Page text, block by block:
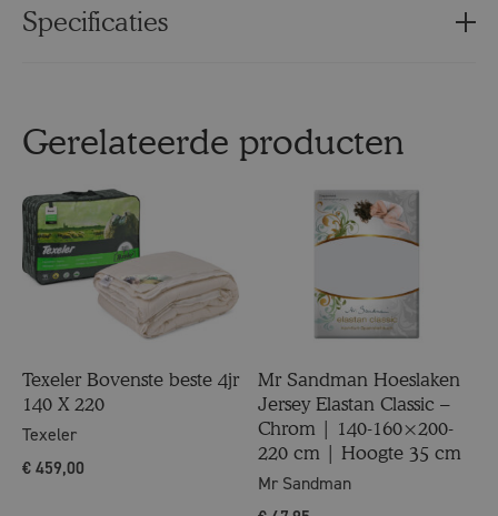
Specificaties
Gerelateerde producten
Texeler Bovenste beste 4jr
140 X 220
Texeler
€ 459,00
Mr Sandman Hoeslaken
Jersey Elastan Classic –
Chrom | 140-160×200-
220 cm | Hoogte 35 cm
Mr Sandman